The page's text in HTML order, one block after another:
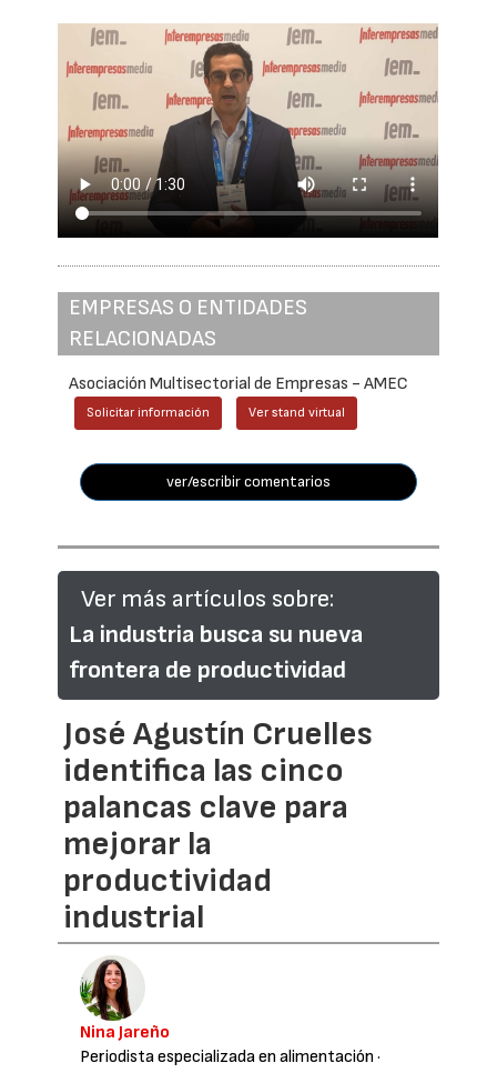
EMPRESAS O ENTIDADES
RELACIONADAS
Asociación Multisectorial de Empresas - AMEC
Solicitar información Ver stand virtual
ver/escribir comentarios
Ver más artículos sobre:
La industria busca su nueva
frontera de productividad
José Agustín Cruelles
identifica las cinco
palancas clave para
mejorar la
productividad
industrial
Nina Jareño
Periodista especializada en alimentación ·